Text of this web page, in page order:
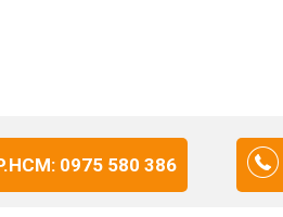
0975 580 386